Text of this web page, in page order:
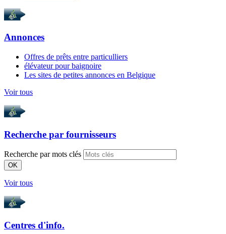
Annonces
Offres de prêts entre particulliers
élévateur pour baignoire
Les sites de petites annonces en Belgique
Voir tous
Recherche par fournisseurs
Recherche par mots clés
OK
Voir tous
Centres d'info.